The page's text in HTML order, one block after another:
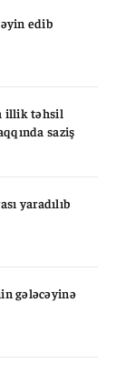
edib
illik təhsil
saziş
yaradılıb
gələcəyinə